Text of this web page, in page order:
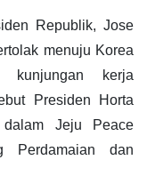
Republik, Jose
menuju Korea
kunjungan kerja
Presiden Horta
Jeju Peace
Perdamaian dan